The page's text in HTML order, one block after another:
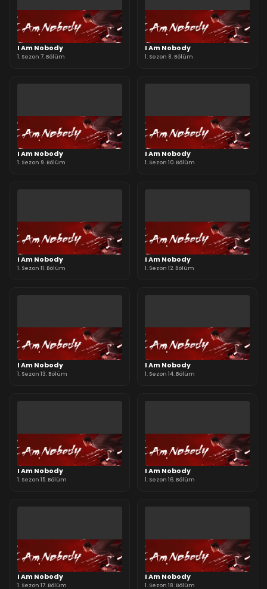
I Am Nobody
1. Sezon 7. Bölüm
I Am Nobody
1. Sezon 8. Bölüm
I Am Nobody
1. Sezon 9. Bölüm
I Am Nobody
1. Sezon 10. Bölüm
I Am Nobody
1. Sezon 11. Bölüm
I Am Nobody
1. Sezon 12. Bölüm
I Am Nobody
1. Sezon 13. Bölüm
I Am Nobody
1. Sezon 14. Bölüm
I Am Nobody
1. Sezon 15. Bölüm
I Am Nobody
1. Sezon 16. Bölüm
I Am Nobody
1. Sezon 17. Bölüm
I Am Nobody
1. Sezon 18. Bölüm